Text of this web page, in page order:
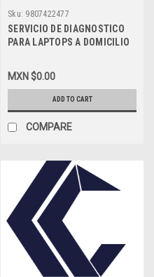
Sku: 9807422477
SERVICIO DE DIAGNOSTICO
PARA LAPTOPS A DOMICILIO
MXN $0.00
ADD TO CART
COMPARE